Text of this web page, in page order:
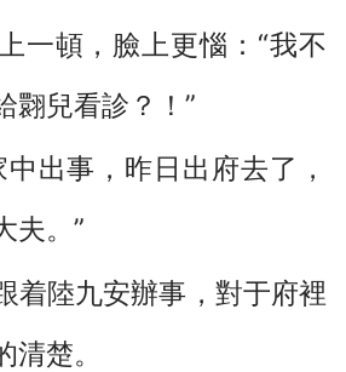
頓，臉上更惱：“我不
翾兒看診？！”
事，昨日出府去了，
夫。”
陸九安辦事，對于府裡
楚。